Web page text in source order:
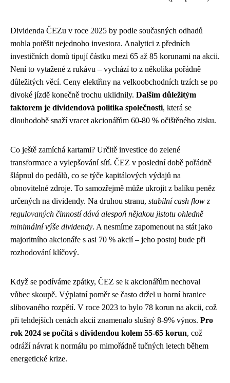
Dividenda ČEZu v roce 2025 by podle současných odhadů
mohla potěšit nejednoho investora. Analytici z předních
investičních domů tipují částku mezi 65 až 85 korunami na akcii.
Není to vytažené z rukávu – vychází to z několika pořádně
důležitých věcí. Ceny elektřiny na velkoobchodních trzích se po
divoké jízdě konečně trochu uklidnily. Dalším důležitým
faktorem je dividendová politika společnosti, která se
dlouhodobě snaží vracet akcionářům 60-80 % očištěného zisku.
Co ještě zamíchá kartami? Určitě investice do zelené
transformace a vylepšování sítí. ČEZ v poslední době pořádně
šlápnul do pedálů, co se týče kapitálových výdajů na
obnovitelné zdroje. To samozřejmě může ukrojit z balíku peněz
určených na dividendy. Na druhou stranu, stabilní cash flow z
regulovaných činností dává alespoň nějakou jistotu ohledně
minimální výše dividendy. A nesmíme zapomenout na stát jako
majoritního akcionáře s asi 70 % akcií – jeho postoj bude při
rozhodování klíčový.
Když se podíváme zpátky, ČEZ se k akcionářům nechoval
vůbec skoupě. Výplatní poměr se často držel u horní hranice
slibovaného rozpětí. V roce 2023 to bylo 78 korun na akcii, což
při tehdejších cenách akcií znamenalo slušný 8-9% výnos. Pro
rok 2024 se počítá s dividendou kolem 55-65 korun, což
odráží návrat k normálu po mimořádně tučných letech během
energetické krize.